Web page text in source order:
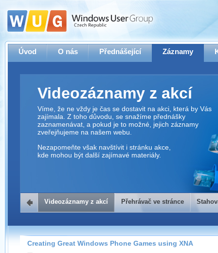
Úvod O nás Přednášející Záznamy
Videozáznamy z akcí
Víme, že ne vždy je čas se dostavit na akci, která by Vás
zajímala. Z toho důvodu, se snažíme přednášky
zaznamenávat, a pokud je to možné, jejich záznamy
zveřejňujeme na našem webu.
Nezapomeňte však navštívit i stránku akce,
kde mohou být další zajímavé materiály.
Přehrávač ve stránce
Záznamy na našem webu můžete pohodlně sledovat
přímo na stránce s využitím našehoHTML 5nebo
Silverlightpřehrávače.
Videozáznamy z akcí Přehrávač ve stránce
Creating Great Windows Phone Games using XNA